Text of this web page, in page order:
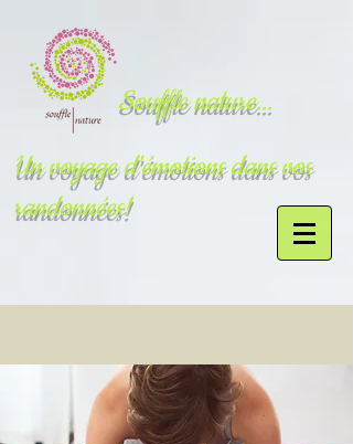
Souffle nature...
Un voyage d'émotions dans vos
randonnées!